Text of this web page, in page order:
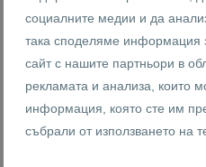
0883
социалните медии и да
така споделяме информация
сайт с нашите партньори в
рекламата и анализа, които
информация, която сте им
събрали от използването на